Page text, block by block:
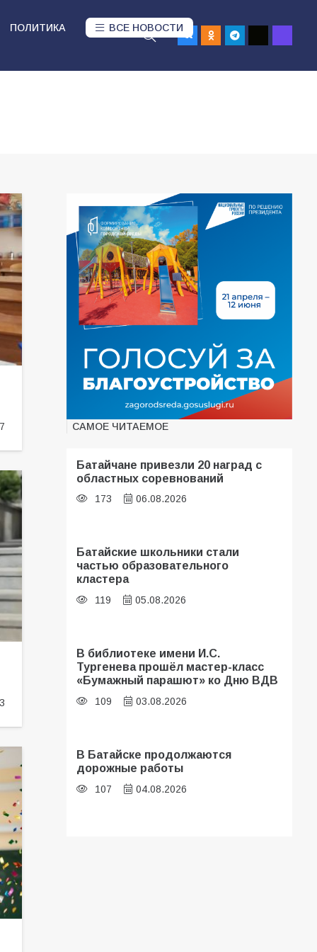
ПОЛИТИКА ВСЕ НОВОСТИ
САМОЕ ЧИТАЕМОЕ
Батайчане привезли 20 наград с
областных соревнований
173 06.08.2026
Батайские школьники стали
частью образовательного
кластера
119 05.08.2026
В библиотеке имени И.С.
Тургенева прошёл мастер-класс
«Бумажный парашют» ко Дню ВДВ
109 03.08.2026
В Батайске продолжаются
дорожные работы
107 04.08.2026